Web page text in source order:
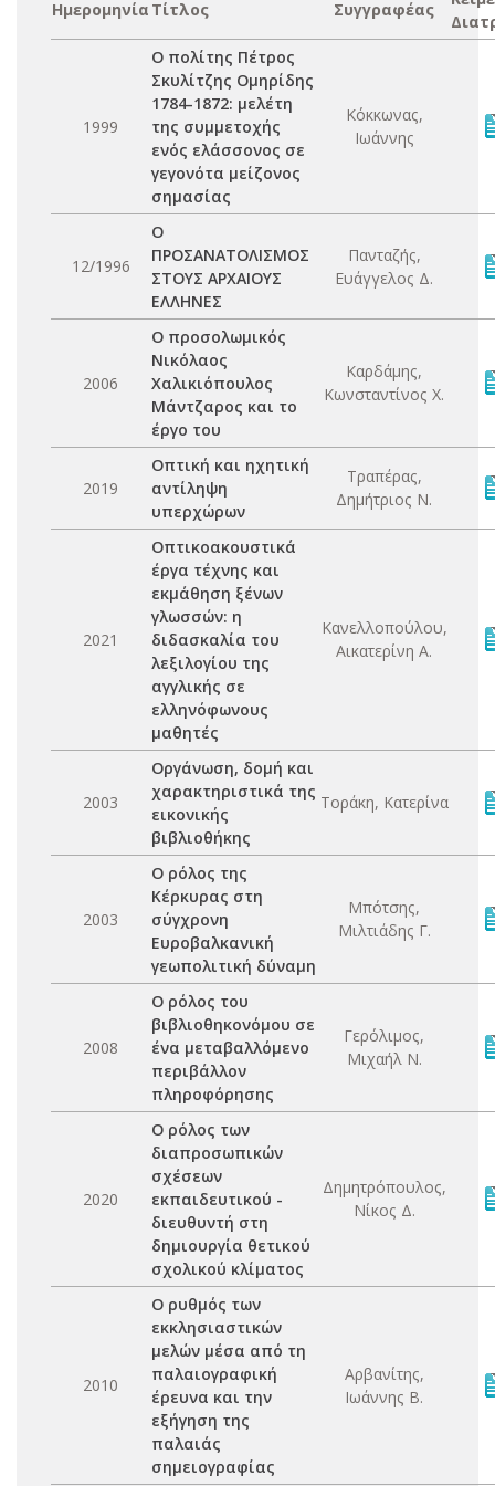
Ημερομηνία Τίτλος Συγγραφέας
1999
Ο πολίτης Πέτρος
Σκυλίτζης Ομηρίδης
1784-1872: μελέτη
της συμμετοχής
ενός ελάσσονος σε
γεγονότα μείζονος
σημασίας
Κόκκωνας,
Ιωάννης
12/1996
Ο
ΠΡΟΣΑΝΑΤΟΛΙΣΜΟΣ
ΣΤΟΥΣ ΑΡΧΑΙΟΥΣ
ΕΛΛΗΝΕΣ
Πανταζής,
Ευάγγελος Δ.
2006
Ο προσολωμικός
Νικόλαος
Χαλικιόπουλος
Μάντζαρος και το
έργο του
Καρδάμης,
Κωνσταντίνος Χ.
2019
Οπτική και ηχητική
αντίληψη
υπερχώρων
Τραπέρας,
Δημήτριος Ν.
2021
Οπτικοακουστικά
έργα τέχνης και
εκμάθηση ξένων
γλωσσών: η
διδασκαλία του
λεξιλογίου της
αγγλικής σε
ελληνόφωνους
μαθητές
Κανελλοπούλου,
Αικατερίνη Α.
2003
Οργάνωση, δομή και
χαρακτηριστικά της
εικονικής
βιβλιοθήκης
Τοράκη, Κατερίνα
2003
Ο ρόλος της
Κέρκυρας στη
σύγχρονη
Ευροβαλκανική
γεωπολιτική δύναμη
Μπότσης,
Μιλτιάδης Γ.
2008
Ο ρόλος του
βιβλιοθηκονόμου σε
ένα μεταβαλλόμενο
περιβάλλον
πληροφόρησης
Γερόλιμος,
Μιχαήλ Ν.
2020
Ο ρόλος των
διαπροσωπικών
σχέσεων
εκπαιδευτικού -
διευθυντή στη
δημιουργία θετικού
σχολικού κλίματος
Δημητρόπουλος,
Νίκος Δ.
2010
Ο ρυθμός των
εκκλησιαστικών
μελών μέσα από τη
παλαιογραφική
έρευνα και την
εξήγηση της
παλαιάς
σημειογραφίας
Αρβανίτης,
Ιωάννης Β.